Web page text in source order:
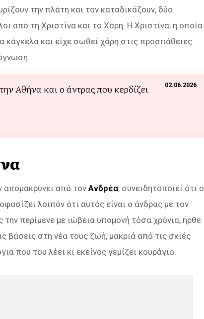
την πλάτη και τον καταδικάζουν, δύο
από τη Χριστίνα και το Χάρη. Η Χριστίνα, η οποία
κάγκελα και είχε σωθεί χάρη στις προσπάθειες
02.06.2026
Αθήνα και ο άντρας που κερδίζει
απομακρύνει από τον Ανδρέα, συνειδητοποιεί ότι ο
λοιπόν ότι αυτός είναι ο άνδρας με τον
περίμενε με ιώβεια υπομονή τόσα χρόνια, ήρθε
βάσεις στη νέα τους ζωή, μακριά από τις σκιές
που του λέει κι εκείνος γεμίζει κουράγιο.